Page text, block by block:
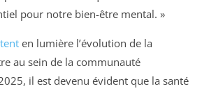
pour notre bien-être mental. »
en lumière l’évolution de la
au sein de la communauté
il est devenu évident que la santé